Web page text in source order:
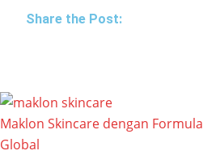
Share the Post:
Maklon Skincare dengan
Global